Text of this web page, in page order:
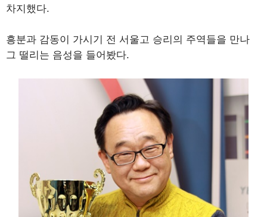
차지했다.
흥분과 감동이 가시기 전 서울고 승리의 주역들을 만나
그 떨리는 음성을 들어봤다.